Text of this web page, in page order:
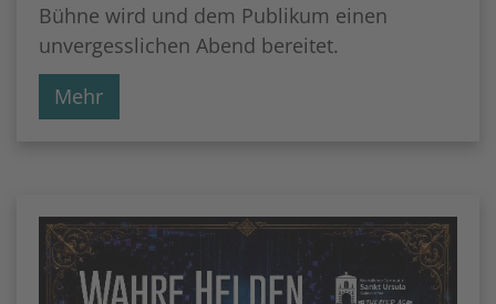
Bühne wird und dem Publikum einen
unvergesslichen Abend bereitet.
Mehr